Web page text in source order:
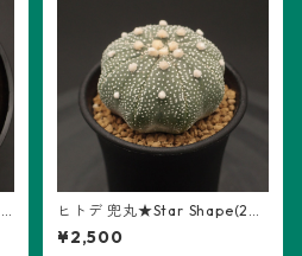
ヒトデ 兜丸★Star Shape(26
04-S03)：アストロフィツム
属 ※実生
¥2,500